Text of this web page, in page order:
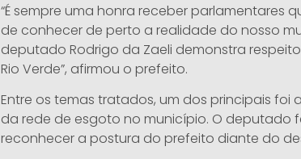
“É sempre uma honra receber parlamentares
de conhecer de perto a realidade do nosso
deputado Rodrigo da Zaeli demonstra
Rio Verde”, afirmou o prefeito.
Entre os temas tratados, um dos principais
da rede de esgoto no município. O deputado
reconhecer a postura do prefeito diante do